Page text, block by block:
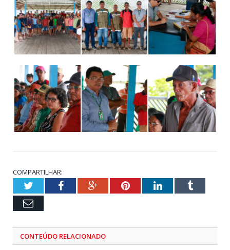
COMPARTILHAR:
TwitterFacebookGoogle+PinterestLinkedInTumblr
Email
CONTEÚDO RELACIONADO